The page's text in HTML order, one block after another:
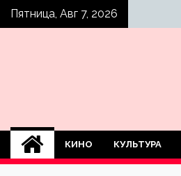
SkipПятница, Авг 7, 2026
КИНО КУЛЬТУРА